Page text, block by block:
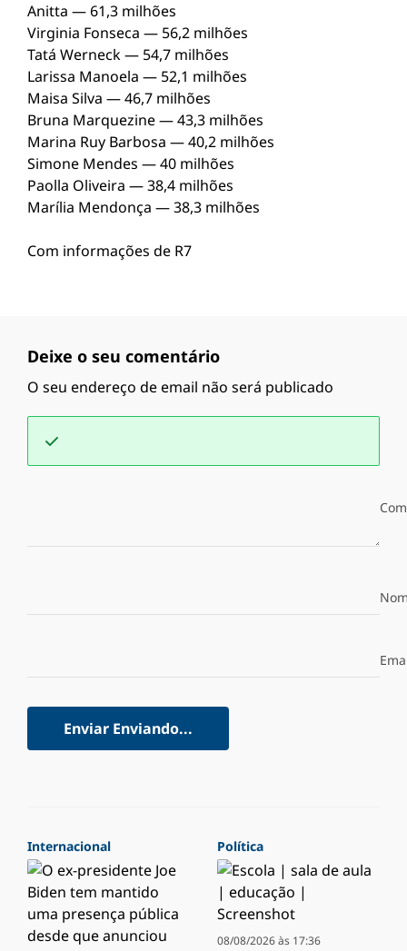
Anitta — 61,3 milhões
Virginia Fonseca — 56,2 milhões
Tatá Werneck — 54,7 milhões
Larissa Manoela — 52,1 milhões
Maisa Silva — 46,7 milhões
Bruna Marquezine — 43,3 milhões
Marina Ruy Barbosa — 40,2 milhões
Simone Mendes — 40 milhões
Paolla Oliveira — 38,4 milhões
Marília Mendonça — 38,3 milhões
Com informações de R7
Deixe o seu comentário
O seu endereço de email não será publicado
Enviar Enviando...
Internacional Política
08/08/2026 às 17:36